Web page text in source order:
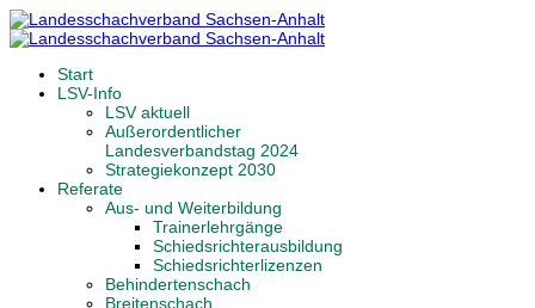
Start
LSV-Info
LSV aktuell
Außerordentlicher
Landesverbandstag 2024
Strategiekonzept 2030
Referate
Aus- und Weiterbildung
Trainerlehrgänge
Schiedsrichterausbildung
Schiedsrichterlizenzen
Behindertenschach
Breitenschach